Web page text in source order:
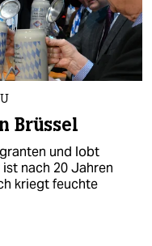
Brüssel
und lobt
nach 20 Jahren
kriegt feuchte